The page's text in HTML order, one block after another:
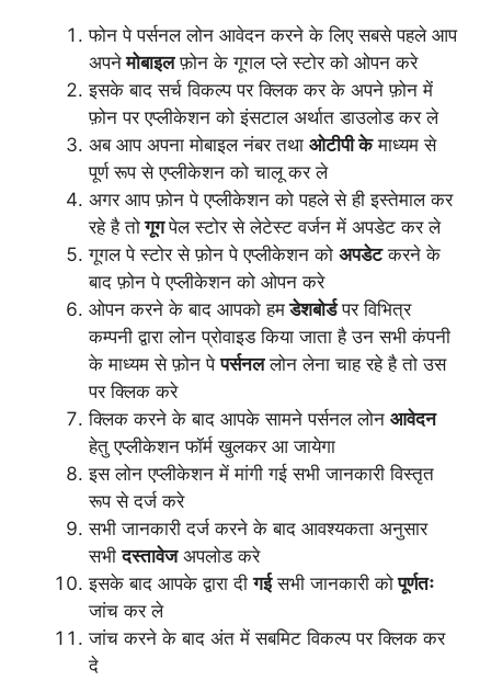
फोन पे पर्सनल लोन आवेदन करने के लिए सबसे पहले आप
अपनेमोबाइलफ़ोन के गूगल प्ले स्टोर को ओपन करे
इसके बाद सर्च विकल्प पर क्लिक कर के अपने फ़ोन में
फ़ोन पर एप्लीकेशन को इंसटाल अर्थात डाउलोड कर ले
अब आप अपना मोबाइल नंबर तथा ओटीपी केमाध्यम से
पूर्ण रूप से एप्लीकेशन को चालू कर ले
अगर आप फ़ोन पे एप्लीकेशन को पहले से ही इस्तेमाल कर
रहे है तोगूगपेल स्टोर से लेटेस्ट वर्जन में अपडेट कर ले
गूगल पे स्टोर से फ़ोन पे एप्लीकेशन को अपडेटकरने के
बाद फ़ोन पेएप्लीकेशन को ओपन करे
ओपन करने के बाद आपको हमडेशबोर्डपर विभित्र
कम्पनी द्वारा लोन प्रोवाइड किया जाता है उन सभी कंपनी
के माध्यम से फ़ोन पेपर्सनललोन लेना चाह रहे है तो उस
पर क्लिक करे
क्लिक करने के बाद आपके सामने पर्सनल लोन आवेदन
हेतु एप्लीकेशन फॉर्म खुलकर आ जायेगा
इस लोन एप्लीकेशन में मांगी गई सभी जानकारी विस्तृत
रूप से दर्ज करे
सभी जानकारी दर्ज करने के बाद आवश्यकता अनुसार
सभीदस्तावेजअपलोड करे
इसके बाद आपके द्वारा दीगईसभी जानकारी कोपूर्णतः
जांच कर ले
जांच करने के बाद अंत में सबमिट विकल्प पर क्लिक कर
दे